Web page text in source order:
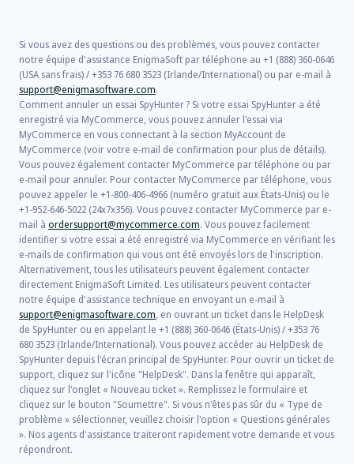
Si vous avez des questions ou des problèmes, vous pouvez contacter
notre équipe d'assistance EnigmaSoft par téléphone au +1 (888) 360-0646
(USA sans frais) / +353 76 680 3523 (Irlande/International) ou par e-mail à
support@enigmasoftware.com.
Comment annuler un essai SpyHunter ? Si votre essai SpyHunter a été
enregistré via MyCommerce, vous pouvez annuler l'essai via
MyCommerce en vous connectant à la section MyAccount de
MyCommerce (voir votre e-mail de confirmation pour plus de détails).
Vous pouvez également contacter MyCommerce par téléphone ou par
e-mail pour annuler. Pour contacter MyCommerce par téléphone, vous
pouvez appeler le +1-800-406-4966 (numéro gratuit aux États-Unis) ou le
+1-952-646-5022 (24x7x356). Vous pouvez contacter MyCommerce par e-
mail à ordersupport@mycommerce.com. Vous pouvez facilement
identifier si votre essai a été enregistré via MyCommerce en vérifiant les
e-mails de confirmation qui vous ont été envoyés lors de l'inscription.
Alternativement, tous les utilisateurs peuvent également contacter
directement EnigmaSoft Limited. Les utilisateurs peuvent contacter
notre équipe d'assistance technique en envoyant un e-mail à
support@enigmasoftware.com, en ouvrant un ticket dans le HelpDesk
de SpyHunter ou en appelant le +1 (888) 360-0646 (États-Unis) / +353 76
680 3523 (Irlande/International). Vous pouvez accéder au HelpDesk de
SpyHunter depuis l'écran principal de SpyHunter. Pour ouvrir un ticket de
support, cliquez sur l'icône "HelpDesk". Dans la fenêtre qui apparaît,
cliquez sur l'onglet « Nouveau ticket ». Remplissez le formulaire et
cliquez sur le bouton "Soumettre". Si vous n'êtes pas sûr du « Type de
problème » sélectionner, veuillez choisir l'option « Questions générales
». Nos agents d'assistance traiteront rapidement votre demande et vous
répondront.